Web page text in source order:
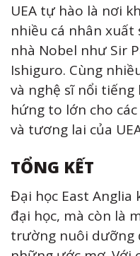
UEA tự hào là nơi
nhiều cá nhân xuất
nhà Nobel như Sir
Ishiguro. Cùng
và nghệ sĩ nổi tiếng
hứng to lớn cho
và tương lai của
TỔNG KẾT
Đại học East
đại học, mà còn là
trường nuôi dưỡng